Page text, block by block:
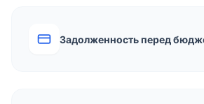
Задолженность перед